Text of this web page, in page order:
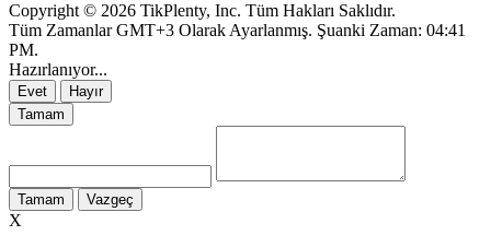
Copyright © 2026 TikPlenty, Inc. Tüm Hakları Saklıdır.
Tüm Zamanlar GMT+3 Olarak Ayarlanmış. Şuanki Zaman: 04:41
PM.
Hazırlanıyor...
Evet
Hayır
Tamam
Tamam Vazgeç
X